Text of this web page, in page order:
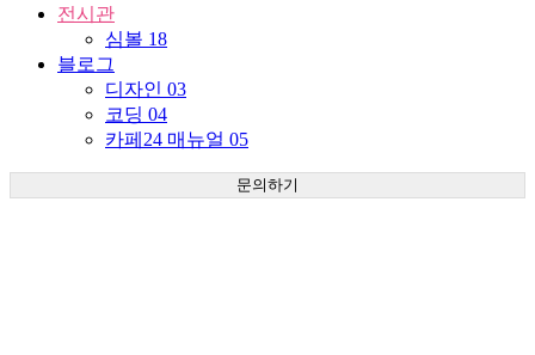
전시관
심볼 18
블로그
디자인 03
코딩 04
카페24 매뉴얼 05
문의하기